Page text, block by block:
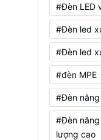
#Đèn LED
#Đèn led
#Đèn led
#đèn MPE
#Đèn
#Đèn
lượng cao